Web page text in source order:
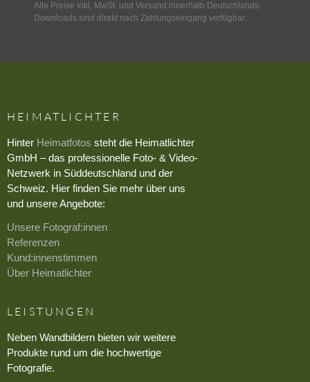
Alle Preise inkl. MwSt. und Versand innerhalb Deutschlands.
Downloads sind direkt nach Zahlungseingang verfügbar.
HEIMATLICHTER
Hinter Heimatfotos steht die Heimatlichter
GmbH – das professionelle Foto- & Video-
Netzwerk in Süddeutschland und der
Schweiz. Hier finden Sie mehr über uns
und unsere Angebote:
Unsere Fotograf:innen
Referenzen
Kund:innenstimmen
Über Heimatlichter
LEISTUNGEN
Neben Wandbildern bieten wir weitere
Produkte rund um die hochwertige
Fotografie.